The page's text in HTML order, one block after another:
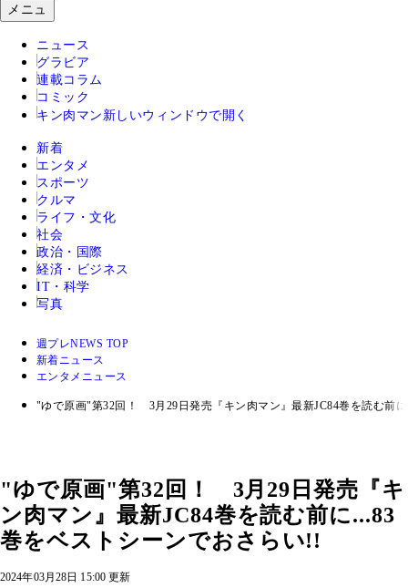
メニュ
ニュース
グラビア
連載コラム
コミック
キン肉マン 新しいウィンドウで開く
新着
エンタメ
スポーツ
クルマ
ライフ・文化
社会
政治・国際
経済・ビジネス
IT・科学
写真
週プレNEWS TOP
新着ニュース
エンタメニュース
"ゆで原画"第32回！ 3月29日発売『キン肉マン』最新JC84巻を読む前
"ゆで原画"第32回！ 3月29日発売『キ
ン肉マン』最新JC84巻を読む前に...83
巻をベストシーンでおさらい!!
2024年03月28日 15:00 更新